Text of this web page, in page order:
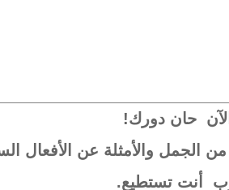
حان دورك!
الجمل والأمثلة عن الأفعال
أنت تستطيع.